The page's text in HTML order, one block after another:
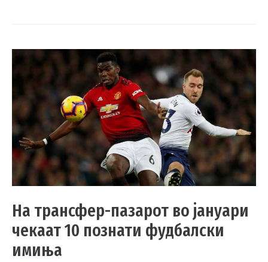
На трансфер-пазарот во јануари
чекаат 10 познати фудбалски
имиња